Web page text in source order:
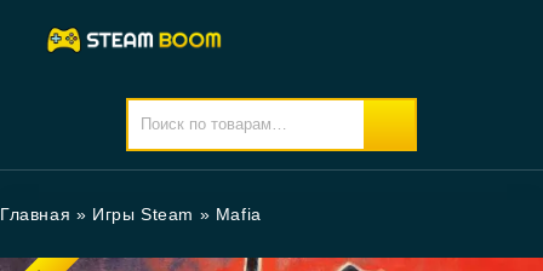
Главная » Игры Steam » Mafia